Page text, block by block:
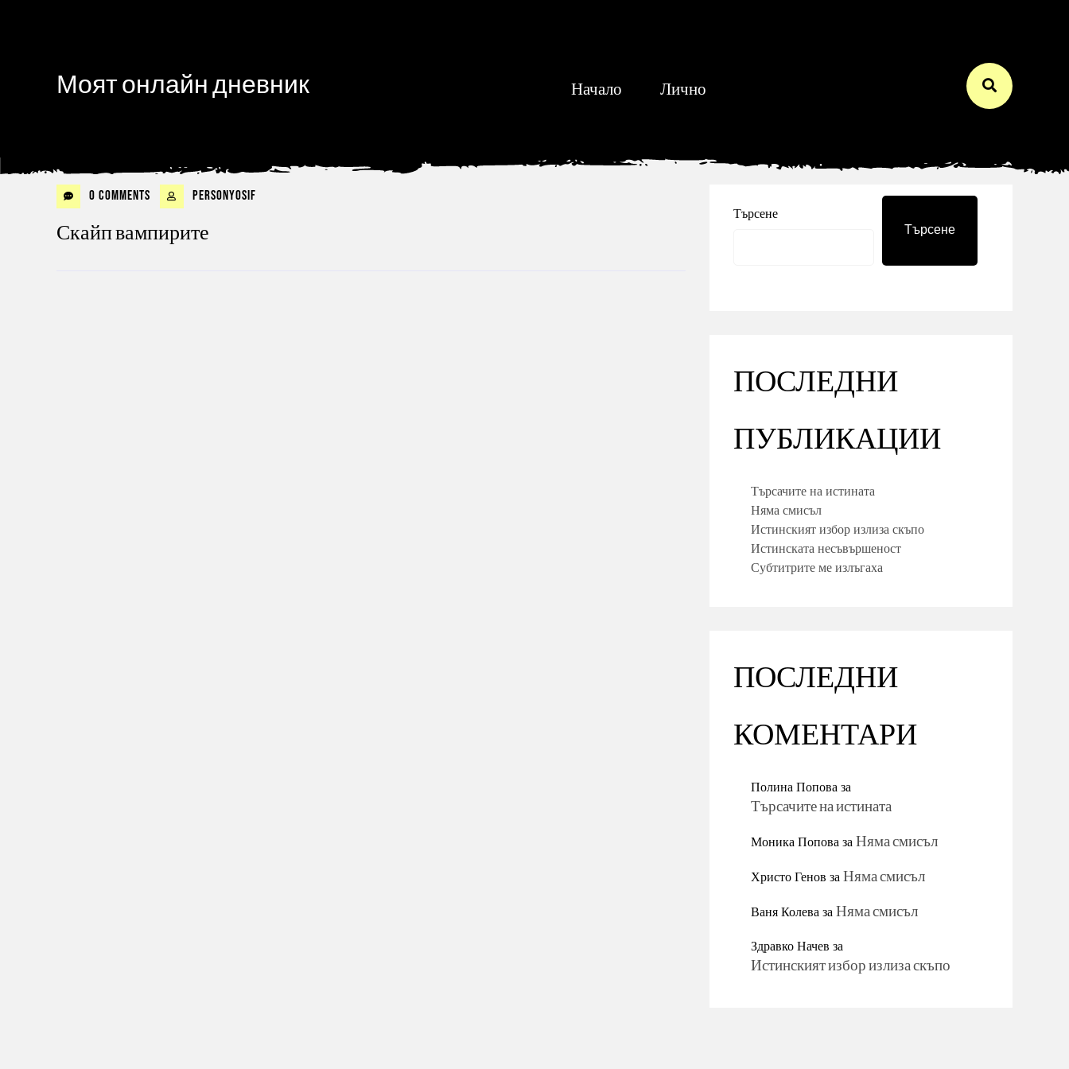
Моят онлайн дневник Начало Лично
0 Comments personyosif
Скайп вампирите
Търсене
Търсене
ПОСЛЕДНИ
ПУБЛИКАЦИИ
Търсачите на истината
Няма смисъл
Истинският избор излиза скъпо
Истинската несъвършеност
Субтитрите ме излъгаха
ПОСЛЕДНИ
КОМЕНТАРИ
Полина Поповаза
Търсачите на истината
Моника ПоповазаНяма смисъл
Христо ГеновзаНяма смисъл
Ваня КолевазаНяма смисъл
Здравко Начевза
Истинският избор излиза скъпо